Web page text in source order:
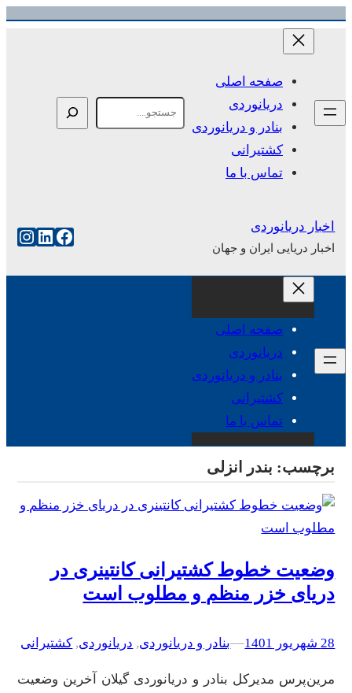
رفتن
صفحه اصلی
دریانوردی
بنادر و دریانوردی
کشتیرانی
تماس با ما
اخبار دریانوردی
اخبار دریایی ایران و جهان
فیس‌بوک
صفحه اصلی
دریانوردی
بنادر و دریانوردی
کشتیرانی
تماس با ما
برچسب: بندر انزلی
وضعیت خطوط کشتیرانی کانتینری در
دریای خزر منظم و مطلوب است
28 شهریور 1401 –
–بنادر و دریانوردی, دریانوردی, کشتیرانی
مرین‌پرس مدیرکل بنادر و دریانوردی گیلان آخرین وضعیت